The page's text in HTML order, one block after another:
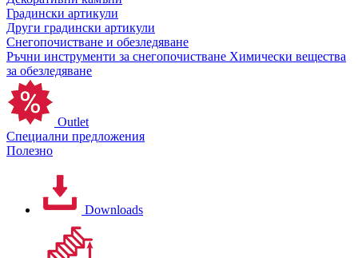
Градински артикули
Други градински артикули
Снегопочистване и обезледяване
Ръчни инструменти за снегопочистване Химически вещества
за обезледяване
Outlet
Специални предложения
Полезно
Downloads